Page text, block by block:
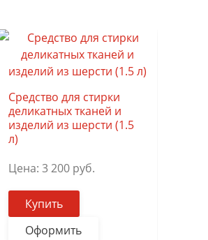
Средство для стирки
деликатных тканей и
изделий из шерсти (1.5
л)
Цена: 3 200 руб.
Купить
Оформить